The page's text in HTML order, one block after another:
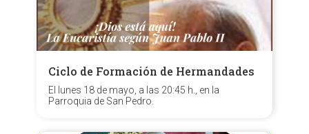
Ciclo de Formación de Hermandades
El lunes 18 de mayo, a las 20:45 h., en la
Parroquia de San Pedro.